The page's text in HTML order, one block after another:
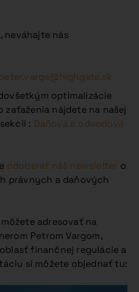
neváhajte nás
peter.varga@highgate.sk
optimalizácie
zaťaženia nájdete na našej
: Daňová a odvodová
odoberať náš newsletter o
právnych a daňových
adresovať na
Petrom Vargom,
finančnej regulácie a
si môžete objednať tu: